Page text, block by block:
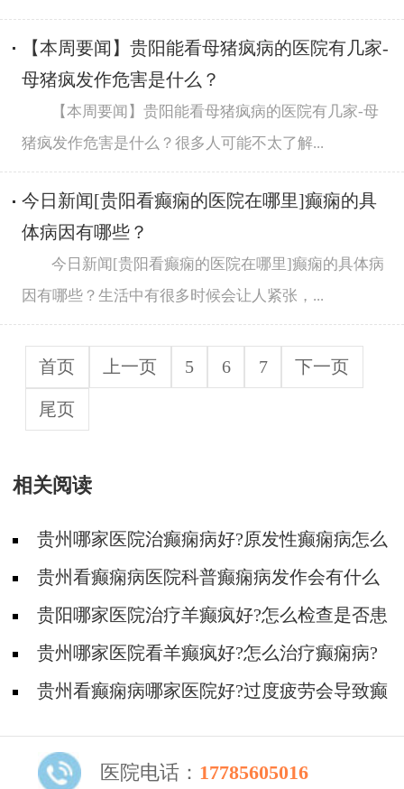
【本周要闻】贵阳能看母猪疯病的医院有几家-
母猪疯发作危害是什么？
【本周要闻】贵阳能看母猪疯病的医院有几家-母
猪疯发作危害是什么？很多人可能不太了解...
今日新闻[贵阳看癫痫的医院在哪里]癫痫的具
体病因有哪些？
今日新闻[贵阳看癫痫的医院在哪里]癫痫的具体病
因有哪些？生活中有很多时候会让人紧张，...
首页 上一页 5 6 7 下一页
尾页
相关阅读
贵州哪家医院治癫痫病好?原发性癫痫病怎么
治疗好?
贵州看癫痫病医院科普癫痫病发作会有什么
症状?贵阳哪家医院治疗羊癫疯好?怎么检查是否患
有癫痫病?
贵州哪家医院看羊癫疯好?怎么治疗癫痫病?
贵州看癫痫病哪家医院好?过度疲劳会导致癫
医院电话： 17785605016